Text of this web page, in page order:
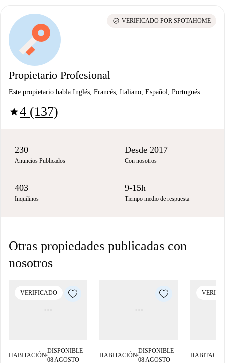
Propietario Profesional
Este propietario habla Inglés, Francés, Italiano, Español, Portugués
star4 (137)
check_circle VERIFICADO POR SPOTAHOME
230
Anuncios Publicados
Desde 2017
Con nosotros
403
Inquilinos
9-15h
Tiempo medio de respuesta
Otras propiedades publicadas con
nosotros
VERIFICADO
HABITACIÓN■
DISPONIBLE
08 AGOSTO
HABITACIÓN■
DISPONIBLE
08 AGOSTO